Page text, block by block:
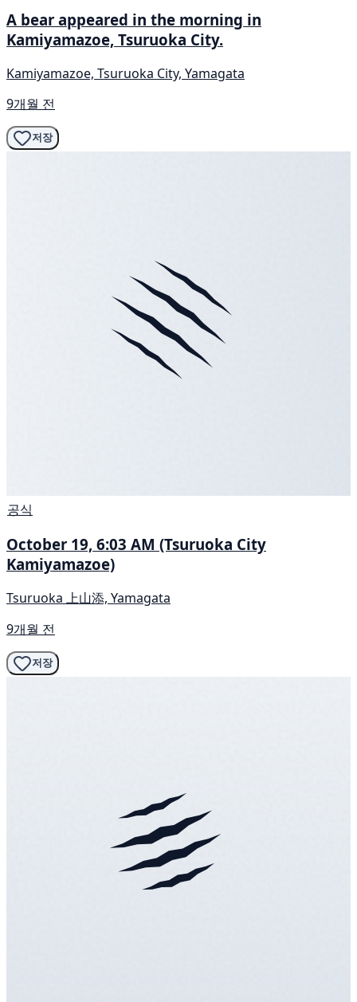
A bear appeared in the morning in
Kamiyamazoe, Tsuruoka City.
Kamiyamazoe, Tsuruoka City, Yamagata
9개월 전
저장
공식
October 19, 6:03 AM (Tsuruoka City
Kamiyamazoe)
Tsuruoka 上山添, Yamagata
9개월 전
저장